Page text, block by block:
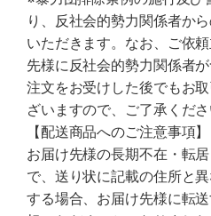
り、反社会的勢力関係者か
いただきます。なお、ご依
先様に反社会的勢力関係者
注文をお受けした後でもお
ざいますので、ご了承くださ
【配送商品へのご注意事項】
お届け先様の長期不在・転
で、送り状に記載の住所と
する場合、お届け先様に転